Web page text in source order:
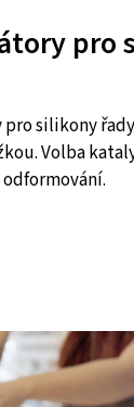
pro
silikony
Volba